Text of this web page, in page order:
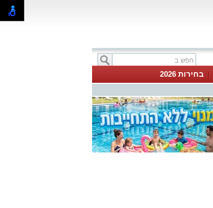
בחירות 2026